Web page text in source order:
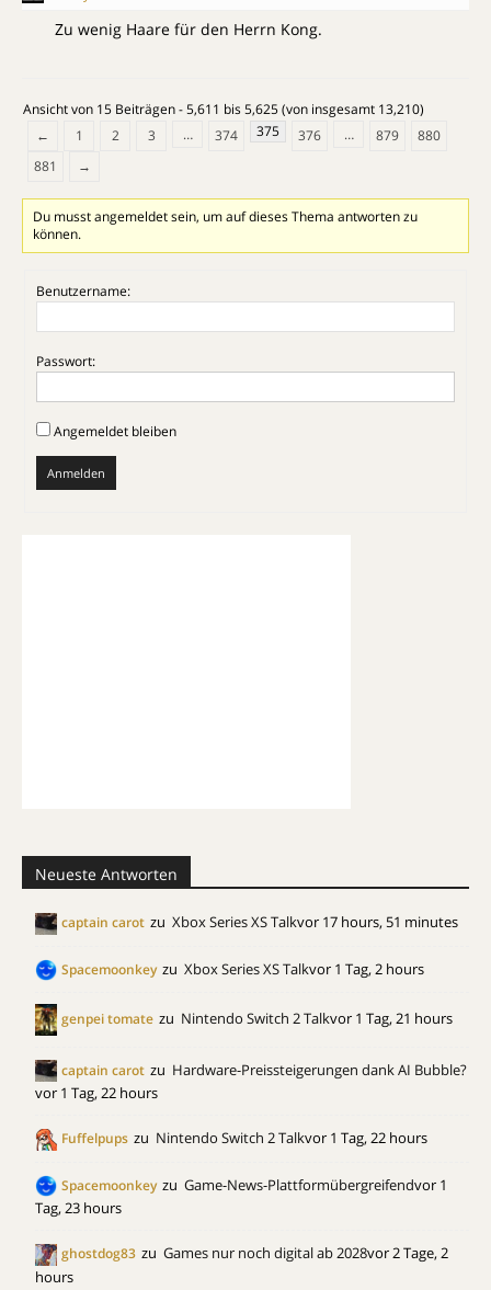
Zu wenig Haare für den Herrn Kong.
Ansicht von 15 Beiträgen - 5,611 bis 5,625 (von insgesamt 13,210)
←
1 2 3 … 374 375 376 … 879
880
881
→
Du musst angemeldet sein, um auf dieses Thema antworten zu
können.
Benutzername:
Passwort:
Angemeldet bleiben
Anmelden
Neueste Antworten
captain carot zu Xbox Series XS Talkvor 17 hours, 51 minutes
Spacemoonkey zu Xbox Series XS Talkvor 1 Tag, 2 hours
genpei tomate zu Nintendo Switch 2 Talkvor 1 Tag, 21 hours
captain carot zu Hardware-Preissteigerungen dank AI Bubble?
vor 1 Tag, 22 hours
Fuffelpups zu Nintendo Switch 2 Talkvor 1 Tag, 22 hours
Spacemoonkey zu Game-News-Plattformübergreifendvor 1
Tag, 23 hours
ghostdog83 zu Games nur noch digital ab 2028vor 2 Tage, 2
hours